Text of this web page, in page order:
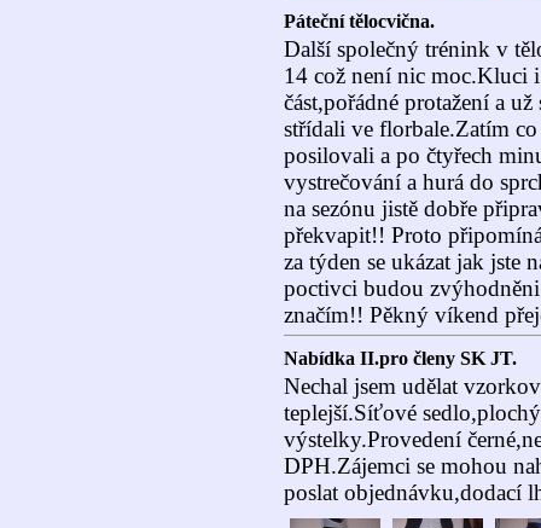
Páteční tělocvična.
Další společný trénink v
14 což není nic moc.Kluci
část,pořádné protažení a
střídali ve florbale.Zatím
posilovali a po čtyřech
vystrečování a hurá do
na sezónu jistě dobře
překvapit!! Proto
za týden se ukázat jak jste
poctivci budou
značím!! Pěkný víkend
Nabídka II.pro členy SK JT.
Nechal jsem udělat
teplejší.Síťové
výstelky.Provedení
DPH.Zájemci se mohou
poslat objednávku,dodací